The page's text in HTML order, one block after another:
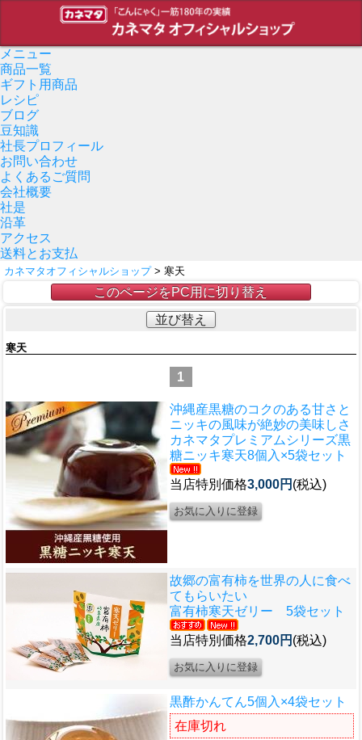
メニュー
商品一覧
ギフト用商品
レシピ
ブログ
豆知識
社長プロフィール
お問い合わせ
よくあるご質問
会社概要
社是
沿革
アクセス
送料とお支払
カネマタオフィシャルショップ> 寒天
このページをPC用に切り替え
並び替え
寒天
1
沖縄産黒糖のコクのある甘さと
ニッキの風味が絶妙の美味しさ
カネマタプレミアムシリーズ黒
糖ニッキ寒天8個入×5袋セット
当店特別価格3,000円 (税込)
故郷の富有柿を世界の人に食べ
てもらいたい
富有柿寒天ゼリー 5袋セット
当店特別価格2,700円 (税込)
黒酢かんてん5個入×4袋セット
在庫切れ